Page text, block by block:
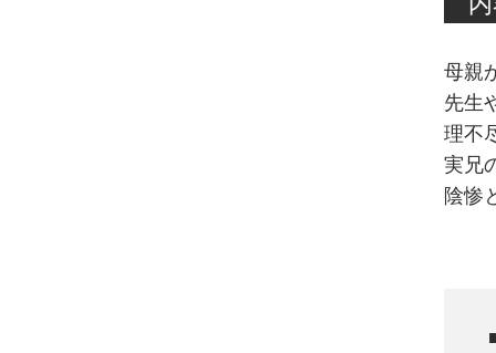
母親
先生
理不
実兄
陰惨